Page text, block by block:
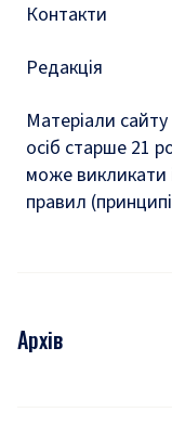
Контакти
Редакція
Матеріали
осіб старше 21
може викликати
правил
Архів